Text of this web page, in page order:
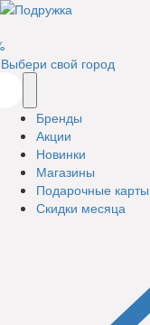
Выбери свой город
Бренды
Акции
Новинки
Магазины
Подарочные карты
Скидки месяца